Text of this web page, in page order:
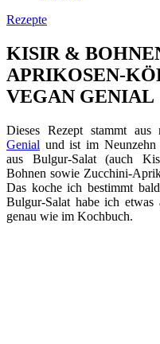
Rezepte
KISIR &
APRIKOSEN-
VEGAN GENIAL
Dieses Rezept stammt aus
Genial und ist im Neunzehn
aus Bulgur-Salat (auch
Bohnen sowie Zucchini-
Das koche ich bestimmt
Bulgur-Salat habe ich
genau wie im Kochbuch.